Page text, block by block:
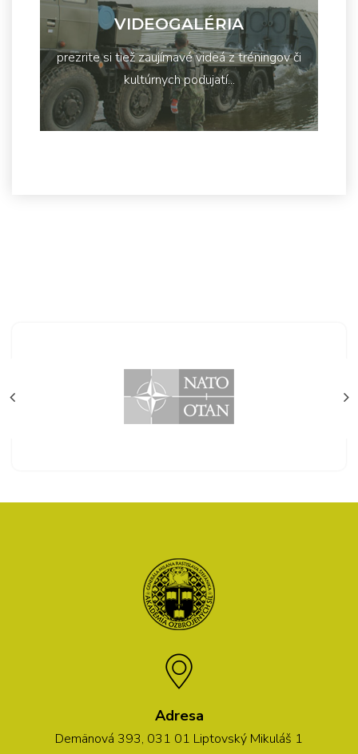
VIDEOGALÉRIA
prezrite si tiež zaujímavé videá z tréningov či
kultúrnych podujatí...
Adresa
Demänová 393, 031 01 Liptovský Mikuláš 1